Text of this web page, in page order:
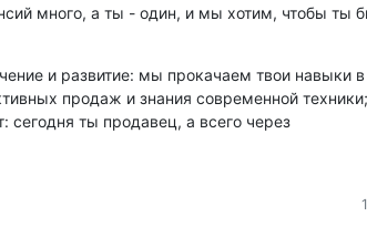
много, а ты - один, и мы хотим, чтобы ты
и развитие: мы прокачаем твои навыки
продаж и знания современной техники;
сегодня ты продавец, а всего через